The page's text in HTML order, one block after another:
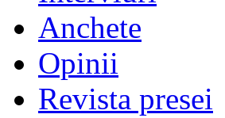
Anchete
Opinii
Revista presei